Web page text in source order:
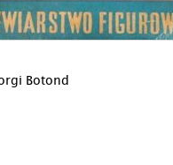
Botond